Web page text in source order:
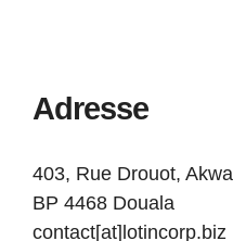
Adresse
403, Rue Drouot, Akwa
BP 4468 Douala
contact[at]lotincorp.biz